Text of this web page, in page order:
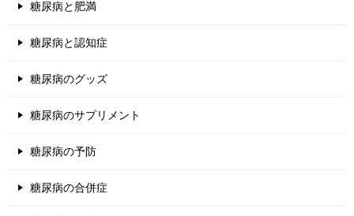
糖尿病と肥満
糖尿病と認知症
糖尿病のグッズ
糖尿病のサプリメント
糖尿病の予防
糖尿病の合併症